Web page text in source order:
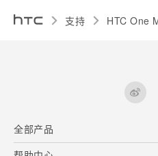
支持 HTC One
全部产品
区块链智能手机